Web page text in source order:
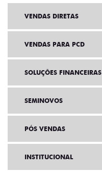
VENDAS DIRETAS
VENDAS PARA PCD
SOLUÇÕES FINANCEIRAS
SEMINOVOS
PÓS VENDAS
INSTITUCIONAL